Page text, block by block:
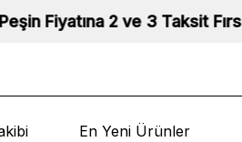
2 ve 3 Taksit
En Yeni Ürünler